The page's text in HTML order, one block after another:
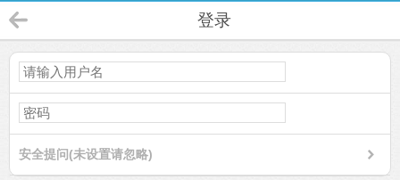
登录
安全提问(未设置请忽略)